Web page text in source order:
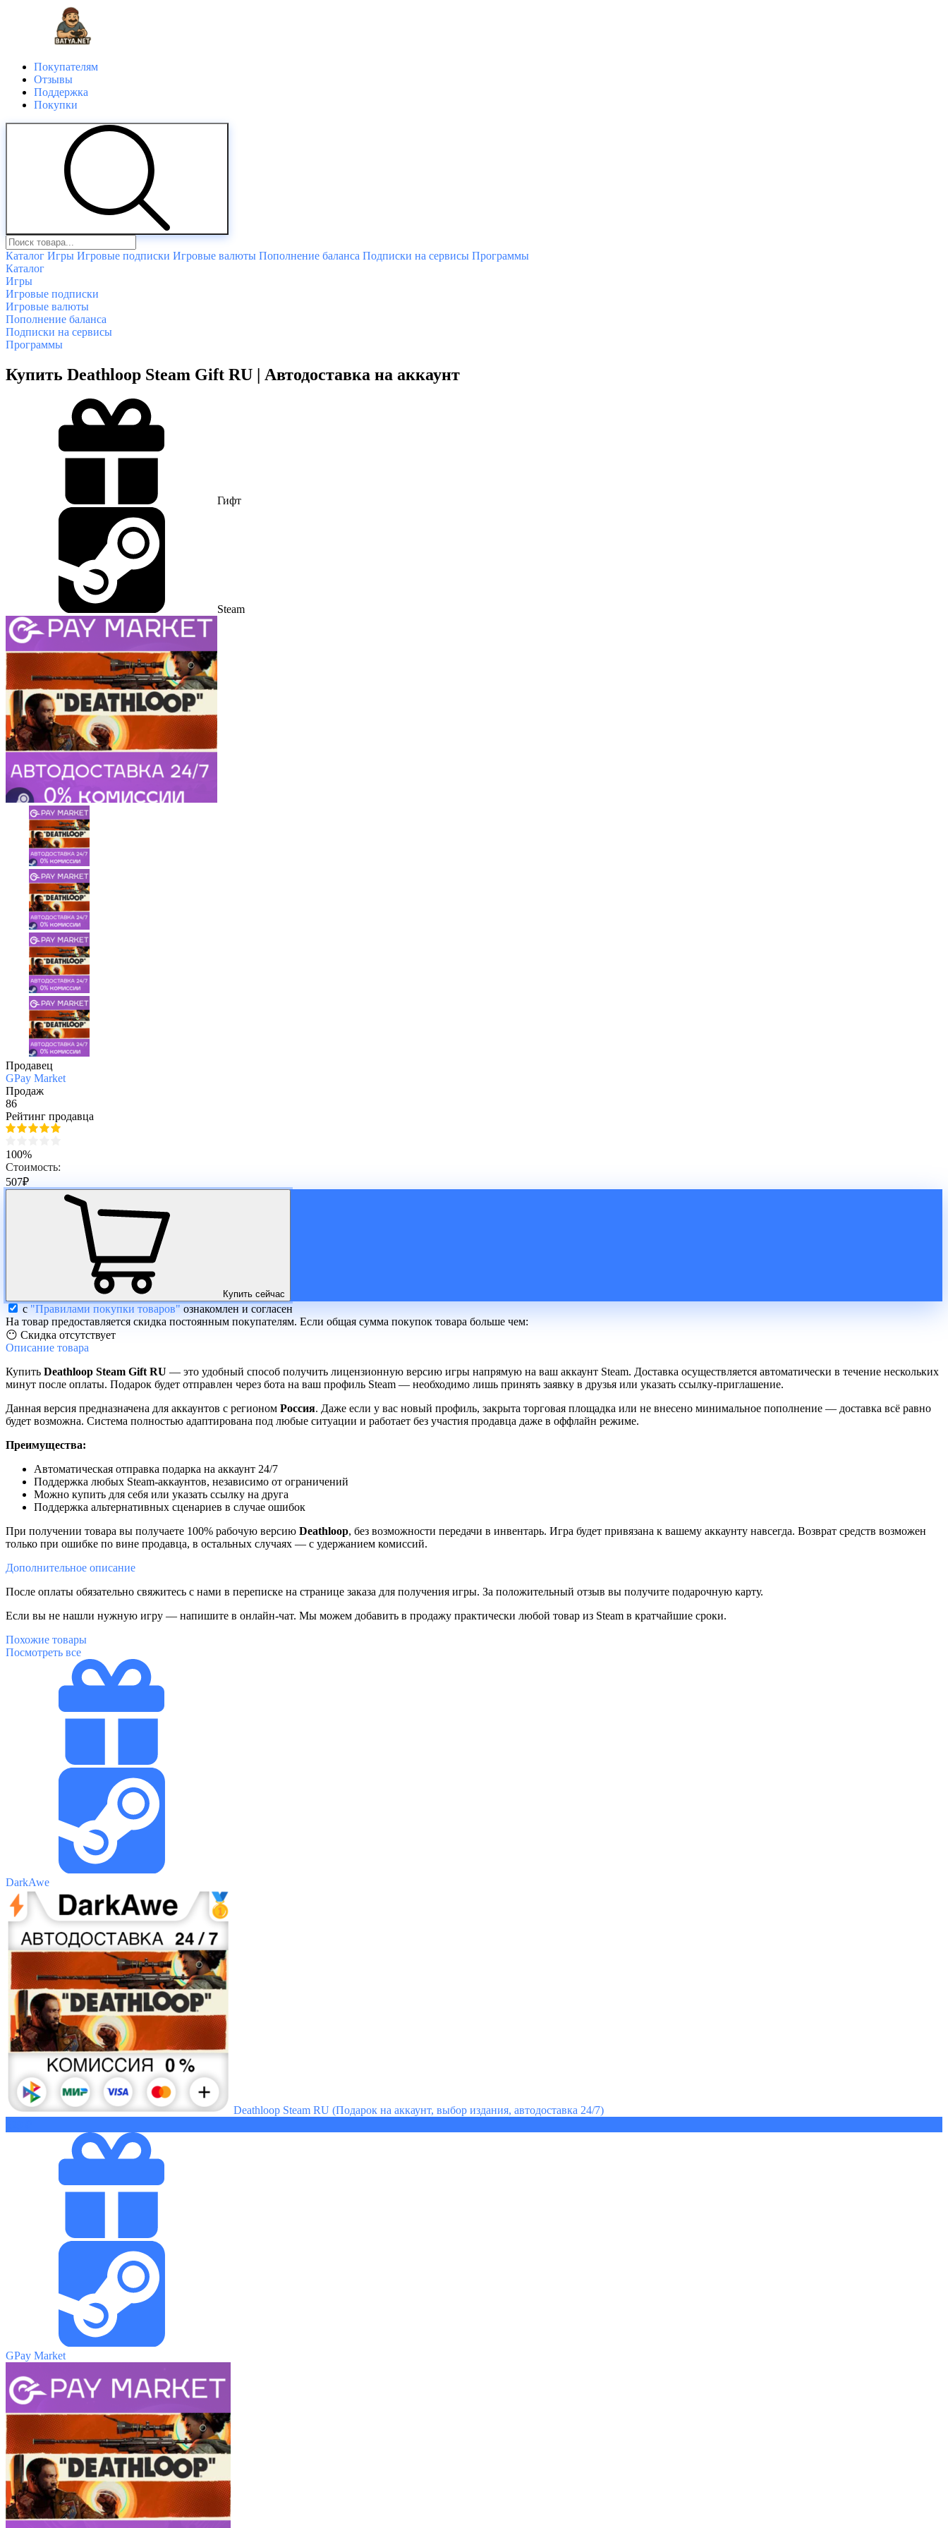
Покупателям
Отзывы
Поддержка
Покупки
Каталог Игры Игровые подписки Игровые валюты Пополнение баланса Подписки на сервисы Программы
Каталог
Игры
Игровые подписки
Игровые валюты
Пополнение баланса
Подписки на сервисы
Программы
Купить Deathloop Steam Gift RU | Автодоставка на аккаунт
Гифт
Steam
Продавец
GPay Market
Продаж
86
Рейтинг продавца
100%
Стоимость:
507₽
Купить сейчас
с "Правилами покупки товаров" ознакомлен и согласен
На товар предоставляется скидка постоянным покупателям. Если общая сумма покупок товара больше чем:
😶 Скидка отсутствует
Описание товара
Купить Deathloop Steam Gift RU — это удобный способ получить лицензионную версию игры напрямую на ваш аккаунт Steam. Доставка осуществляется автоматически в течение нескольких
минут после оплаты. Подарок будет отправлен через бота на ваш профиль Steam — необходимо лишь принять заявку в друзья или указать ссылку-приглашение.
Данная версия предназначена для аккаунтов с регионом Россия. Даже если у вас новый профиль, закрыта торговая площадка или не внесено минимальное пополнение — доставка всё равно
будет возможна. Система полностью адаптирована под любые ситуации и работает без участия продавца даже в оффлайн режиме.
Преимущества:
Автоматическая отправка подарка на аккаунт 24/7
Поддержка любых Steam-аккаунтов, независимо от ограничений
Можно купить для себя или указать ссылку на друга
Поддержка альтернативных сценариев в случае ошибок
При получении товара вы получаете 100% рабочую версию Deathloop, без возможности передачи в инвентарь. Игра будет привязана к вашему аккаунту навсегда. Возврат средств возможен
только при ошибке по вине продавца, в остальных случаях — с удержанием комиссий.
Дополнительное описание
После оплаты обязательно свяжитесь с нами в переписке на странице заказа для получения игры. За положительный отзыв вы получите подарочную карту.
Если вы не нашли нужную игру — напишите в онлайн-чат. Мы можем добавить в продажу практически любой товар из Steam в кратчайшие сроки.
Похожие товары
Посмотреть все
DarkAwe
Deathloop Steam RU (Подарок на аккаунт, выбор издания, автодоставка 24/7)
GPay Market